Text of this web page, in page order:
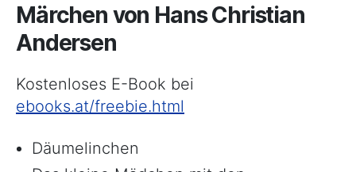
Märchen von Hans Christian
Andersen
Kostenloses E-Book bei
ebooks.at/freebie.html
Däumelinchen